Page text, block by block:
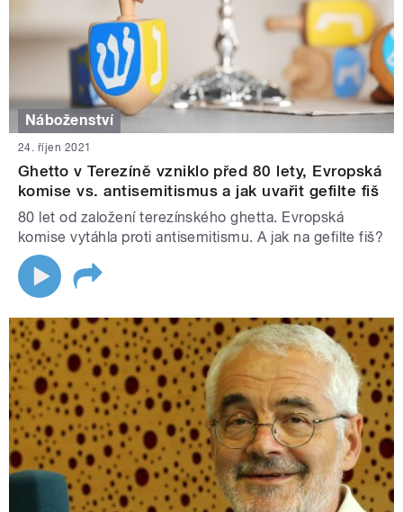
Náboženství
24. říjen 2021
Ghetto v Terezíně vzniklo před 80 lety, Evropská
komise vs. antisemitismus a jak uvařit gefilte fiš
80 let od založení terezínského ghetta. Evropská
komise vytáhla proti antisemitismu. A jak na gefilte fiš?